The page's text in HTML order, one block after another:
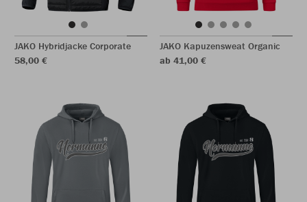
JAKO Hybridjacke Corporate
58,00 €
JAKO Kapuzensweat Organic
ab 41,00 €